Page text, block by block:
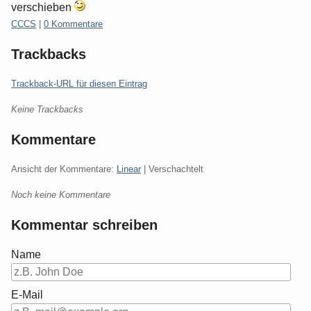
verschieben
Kategorien:
CCCS 0 Kommentare
Trackbacks
Trackback-URL für diesen Eintrag
Keine Trackbacks
Kommentare
Ansicht der Kommentare: Linear | Verschachtelt
Noch keine Kommentare
Kommentar schreiben
Name
E-Mail